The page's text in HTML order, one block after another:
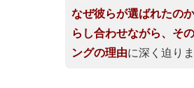
なぜ彼らが選ばれたの
らし合わせながら、そ
ングの理由に深く迫りま